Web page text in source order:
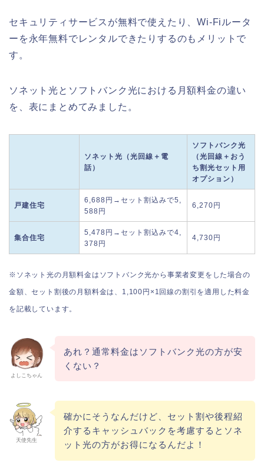
セキュリティサービスが無料で使えたり、Wi-Fiルータ
ーを永年無料でレンタルできたりするのもメリットで
す。
ソネット光とソフトバンク光における月額料金の違い
を、表にまとめてみました。
ソネット光（光回線＋電
話）
ソフトバンク光
（光回線＋おう
ち割光セット用
オプション）
戸建住宅
6,688円→セット割込みで5,
588円
6,270円
集合住宅
5,478円→セット割込みで4,
378円
4,730円
※ソネット光の月額料金はソフトバンク光から事業者変更をした場合の
金額、セット割後の月額料金は、1,100円×1回線の割引を適用した料金
を記載しています。
よしこちゃん
あれ？通常料金はソフトバンク光の方が安
くない？
天使先生
確かにそうなんだけど、セット割や後程紹
介するキャッシュバックを考慮するとソネ
ット光の方がお得になるんだよ！